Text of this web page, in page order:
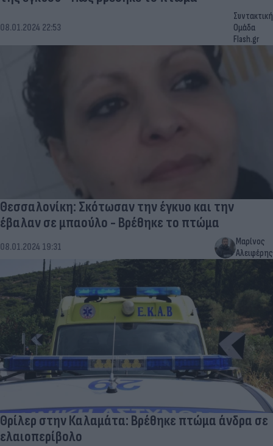
08.01.2024 22:53
Συντακτική
Ομάδα
Flash.gr
Θεσσαλονίκη: Σκότωσαν την έγκυο και την
έβαλαν σε μπαούλο - Βρέθηκε το πτώμα
08.01.2024 19:31
Μαρίνος
Αλειφέρης
Θρίλερ στην Καλαμάτα: Βρέθηκε πτώμα άνδρα σε
ελαιοπερίβολο